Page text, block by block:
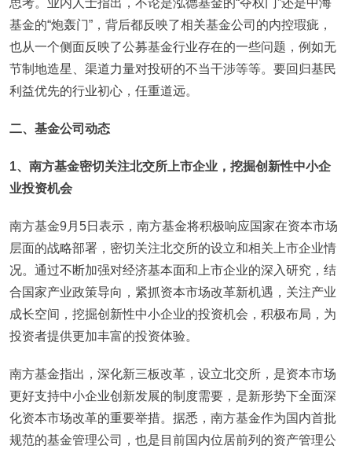
思考。业内人士指出，不论是泓德基金的“夺权门”还是中海
基金的“炮轰门”，背后都反映了相关基金公司的内控瑕疵，
也从一个侧面反映了公募基金行业存在的一些问题，例如无
节制地造星、渠道力量对投研的不当干涉等等。要回归基民
利益优先的行业初心，任重道远。
二、基金公司动态
1、南方基金密切关注北交所上市企业，挖掘创新性中小企
业投资机会
南方基金9月5日表示，南方基金将积极响应国家在资本市场
层面的战略部署，密切关注北交所的设立和相关上市企业情
况。通过不断加强对经济基本面和上市企业的深入研究，结
合国家产业政策导向，紧抓资本市场改革新机遇，关注产业
成长空间，挖掘创新性中小企业的投资机会，积极布局，为
投资者提供更加丰富的投资体验。
南方基金指出，深化新三板改革，设立北交所，是资本市场
更好支持中小企业创新发展的制度需要，是新形势下全面深
化资本市场改革的重要举措。据悉，南方基金作为国内首批
规范的基金管理公司，也是目前国内位居前列的资产管理公